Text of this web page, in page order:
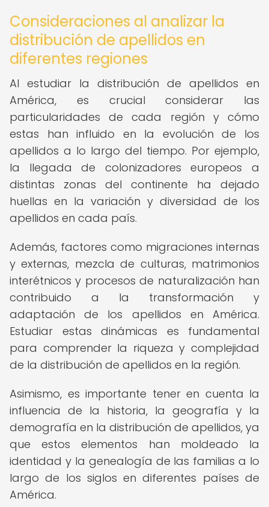
Consideraciones al analizar la
distribución de apellidos en
diferentes regiones
Al estudiar la distribución de apellidos en
América, es crucial considerar las
particularidades de cada región y cómo
estas han influido en la evolución de los
apellidos a lo largo del tiempo. Por ejemplo,
la llegada de colonizadores europeos a
distintas zonas del continente ha dejado
huellas en la variación y diversidad de los
apellidos en cada país.
Además, factores como migraciones internas
y externas, mezcla de culturas, matrimonios
interétnicos y procesos de naturalización han
contribuido a la transformación y
adaptación de los apellidos en América.
Estudiar estas dinámicas es fundamental
para comprender la riqueza y complejidad
de la distribución de apellidos en la región.
Asimismo, es importante tener en cuenta la
influencia de la historia, la geografía y la
demografía en la distribución de apellidos, ya
que estos elementos han moldeado la
identidad y la genealogía de las familias a lo
largo de los siglos en diferentes países de
América.